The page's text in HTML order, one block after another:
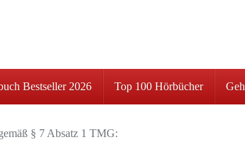
Bestseller 2026 Top 100 Hörbücher
§ 7 Absatz 1 TMG: